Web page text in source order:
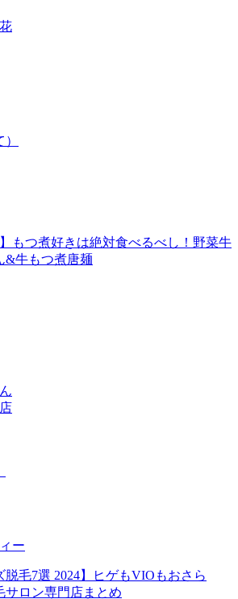
】もつ煮好きは絶対食べるべし！野菜牛
&牛もつ煮唐麺
ー
脱毛7選 2024】ヒゲもVIOもおさら
サロン専門店まとめ